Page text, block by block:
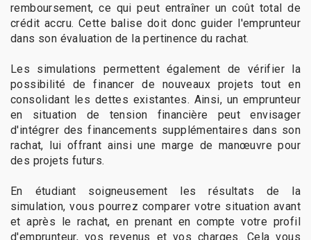
remboursement, ce qui peut entraîner un coût total de
crédit accru. Cette balise doit donc guider l'emprunteur
dans son évaluation de la pertinence du rachat.
Les simulations permettent également de vérifier la
possibilité de financer de nouveaux projets tout en
consolidant les dettes existantes. Ainsi, un emprunteur
en situation de tension financière peut envisager
d'intégrer des financements supplémentaires dans son
rachat, lui offrant ainsi une marge de manœuvre pour
des projets futurs.
En étudiant soigneusement les résultats de la
simulation, vous pourrez comparer votre situation avant
et après le rachat, en prenant en compte votre profil
d'emprunteur, vos revenus et vos charges. Cela vous